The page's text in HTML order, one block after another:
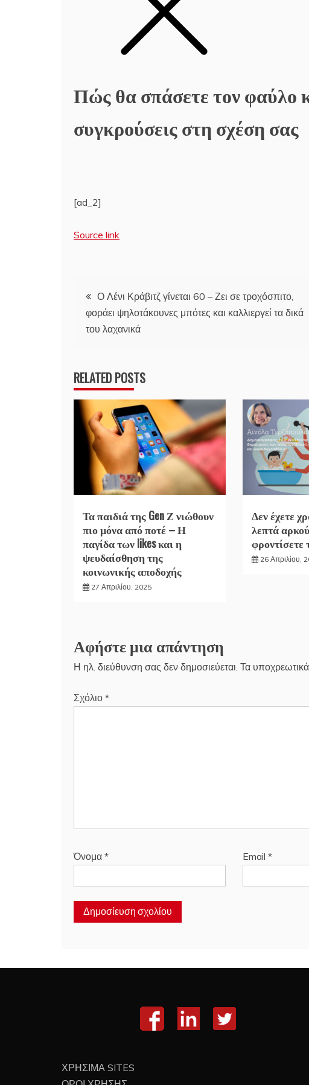
Πώς θα σπάσετε τον φαύλο
συγκρούσεις στη σχέση σας
[ad_2]
Source link
Πλοήγηση
άρθρων
Ο Λένι Κράβιτζ γίνεται 60 – Ζει σε τροχόσπιτο,
φοράει ψηλοτάκουνες μπότες και καλλιεργεί τα δικά
του λαχανικά
RELATED POSTS
Τα παιδιά της Gen Ζ νιώθουν
πιο μόνα από ποτέ – Η
παγίδα των likes και η
ψευδαίσθηση της
κοινωνικής αποδοχής
27 Απριλίου, 2025
Δεν έχετε
λεπτά
φροντίσετε
26 Απριλίου,
Αφήστε μια απάντηση
Η ηλ. διεύθυνση σας δεν δημοσιεύεται. Τα
Σχόλιο *
Όνομα * Email *
ΧΡΗΣΙΜΑ SITES